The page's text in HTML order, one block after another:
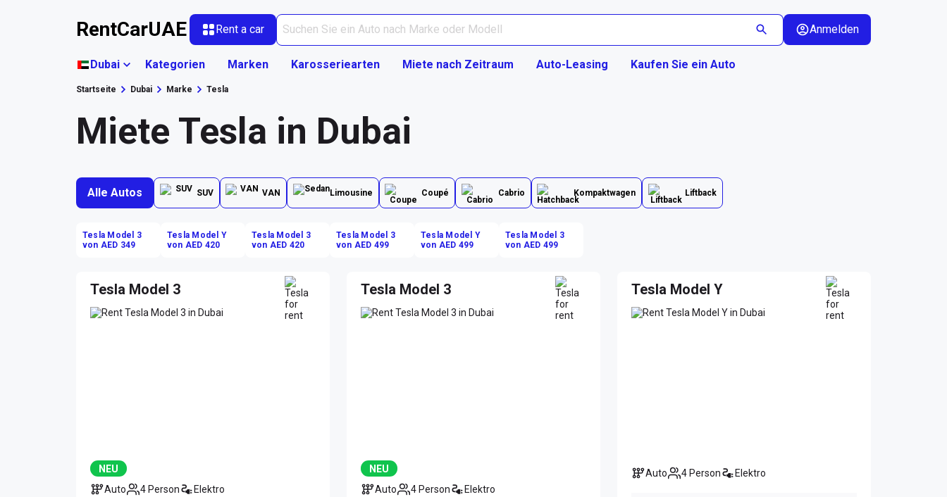
RentCarUAE Rent a car Anmelden
Dubai Kategorien Marken Karosseriearten Miete nach Zeitraum Auto-Leasing Kaufen Sie ein Auto
Startseite Dubai Marke Tesla
Miete Tesla in Dubai
Alle Autos SUV VAN Limousine Coupé Cabrio Kompaktwagen Liftback
Tesla Model 3
von AED 349
Tesla Model Y
von AED 420
Tesla Model 3
von AED 420
Tesla Model 3
von AED 499
Tesla Model Y
von AED 499
Tesla Model 3
von AED 499
Tesla Model 3
NEU
Auto
4 Person Elektro
Tesla Model 3
NEU
Auto
4 Person Elektro
Tesla Model Y
Auto 4 Person Elektro